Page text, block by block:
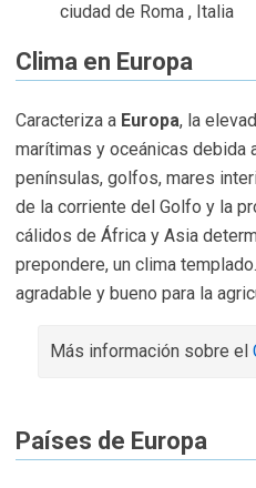
ciudad de Roma , Italia
Clima en Europa
Caracteriza a Europa, la
marítimas y oceánicas debida
penínsulas, golfos, mares
de la corriente del Golfo y la
cálidos de África y Asia
prepondere, un clima
agradable y bueno para la
Más información sobre el
Países de Europa